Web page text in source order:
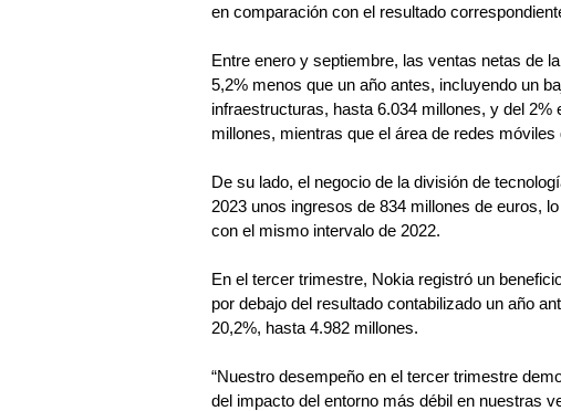
en comparación con el resultado
Entre enero y septiembre, las ventas netas de
5,2% menos que un año antes, incluyendo un
infraestructuras, hasta 6.034 millones, y del
millones, mientras que el área de redes
De su lado, el negocio de la división de
2023 unos ingresos de 834 millones de euros,
con el mismo intervalo de 2022.
En el tercer trimestre, Nokia registró un
por debajo del resultado contabilizado un año
20,2%, hasta 4.982 millones.
“Nuestro desempeño en el tercer trimestre
del impacto del entorno más débil en nuestras